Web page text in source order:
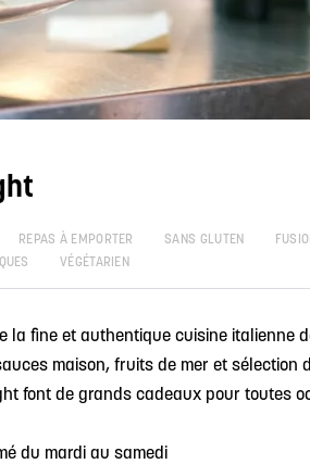
REPAS À EMPORTER SANS GLUTEN
VÉGÉTARIEN
la fine et authentique cuisine italienne
maison, fruits de mer et sélection
font de grands cadeaux pour toutes
du mardi au samedi